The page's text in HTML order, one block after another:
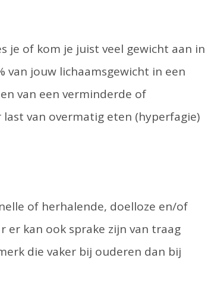
je of kom je juist veel gewicht aan in
van jouw lichaamsgewicht in een
van een verminderde of
van overmatig eten (hyperfagie)
of herhalende, doelloze en/of
er kan ook sprake zijn van traag
die vaker bij ouderen dan bij